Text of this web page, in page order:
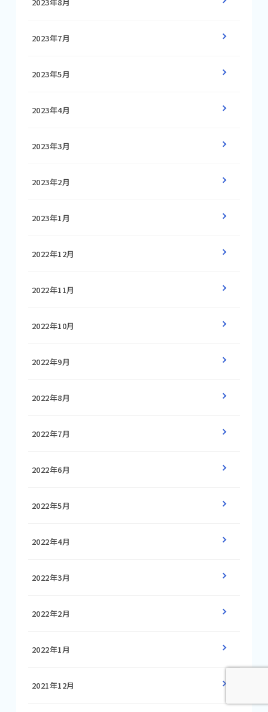
2023年7月
2023年5月
2023年4月
2023年3月
2023年2月
2023年1月
2022年12月
2022年11月
2022年10月
2022年9月
2022年8月
2022年7月
2022年6月
2022年5月
2022年4月
2022年3月
2022年2月
2022年1月
2021年12月